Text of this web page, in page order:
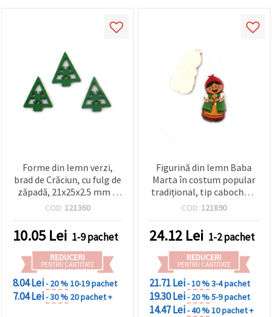
Forme din lemn verzi,
brad de Crăciun, cu fulg de
zăpadă, 21x25x2.5 mm –
Set de 10 piese decorative
bricolaj și proiecte DIY
COD: 121360
10.05 Lei 1-9 pachet
REDUCERI
PENTRU CANTITATE
8.04 Lei- 20 %10-19 pachet
7.04 Lei- 30 % 20 pachet +
Figurină din lemn Baba
Marta în costum popular
tradițional, tip cabochon,
22x42x2 mm – set 10
handmade
COD: 121890
24.12 Lei 1-2 pachet
REDUCERI
PENTRU CANTITATE
21.71 Lei- 10 %3-4 pachet
19.30 Lei- 20 %5-9 pachet
14.47 Lei- 40 %10 pachet +